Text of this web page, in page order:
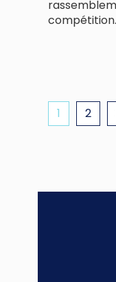
compétition.
1 2